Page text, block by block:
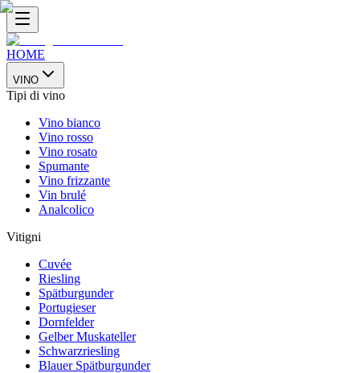
HOME
VINO
Tipi di vino
Vino bianco
Vino rosso
Vino rosato
Spumante
Vino frizzante
Vin brulé
Analcolico
Vitigni
Cuvée
Riesling
Spätburgunder
Portugieser
Dornfelder
Gelber Muskateller
Schwarzriesling
Blauer Spätburgunder